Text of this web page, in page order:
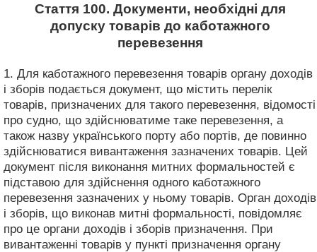
Стаття 100. Документи, необхідні для
допуску товарів до каботажного
перевезення
1. Для каботажного перевезення товарів органу доходів
і зборів подається документ, що містить перелік
товарів, призначених для такого перевезення, відомості
про судно, що здійснюватиме таке перевезення, а
також назву українського порту або портів, де повинно
здійснюватися вивантаження зазначених товарів. Цей
документ після виконання митних формальностей є
підставою для здійснення одного каботажного
перевезення зазначених у ньому товарів. Орган доходів
і зборів, що виконав митні формальності, повідомляє
про це органи доходів і зборів призначення. При
вивантаженні товарів у пункті призначення органу